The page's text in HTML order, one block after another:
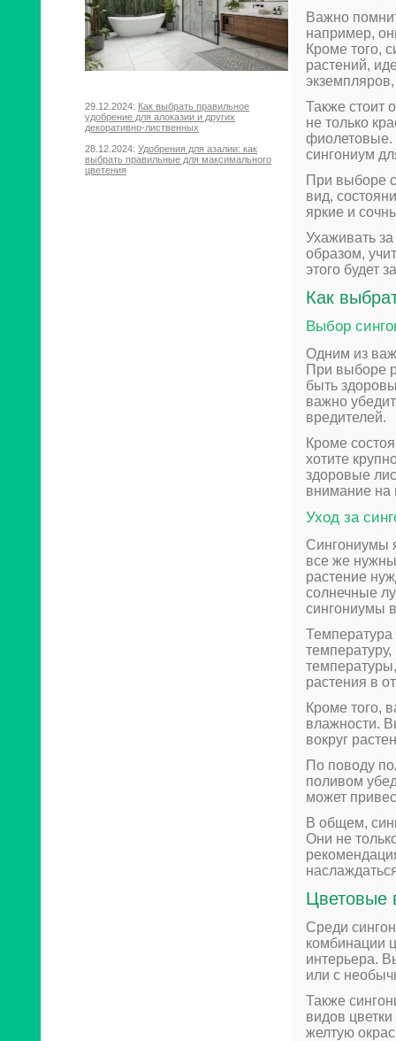
29.12.2024: Как выбрать правильное
удобрение для алоказии и других
декоративно-лиственных
28.12.2024: Удобрения для азалии: как
выбрать правильные для максимального
цветения
Важно
например,
Кроме того,
растений,
Также стоит
не только
фиолетовые.
сингониум
При выборе
вид,
яркие и
Ухаживать
образом,
этого будет
Как
Выбор
Одним из
При выборе
быть
важно
вредителей.
Кроме
хотите
здоровые
внимание на
Уход за
Сингониумы
все же
растение
солнечные
сингониумы
растения в
Кроме того,
влажности.
вокруг
По поводу
поливом
может
В общем,
Они не
Цветовые
Среди
комбинации
интерьера.
или с
Также
видов
желтую